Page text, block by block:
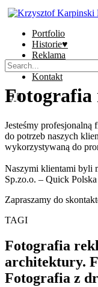
Portfolio
Historie♥
Reklama
Sklep
Kontakt
Fotografia
Jesteśmy
do potrzeb naszych
wykorzystywaną do
Naszymi klientami byli
Sp.zo.o. – Quick
Zapraszamy do
TAGI
Fotografia
architektury.
Fotografia z